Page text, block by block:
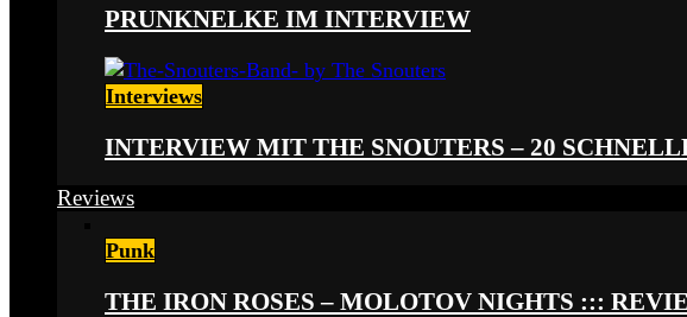
PRUNKNELKE IM INTERVIEW
Interviews
INTERVIEW MIT THE SNOUTERS – 20
Reviews
Punk
THE IRON ROSES – MOLOTOV NIGHTS :::